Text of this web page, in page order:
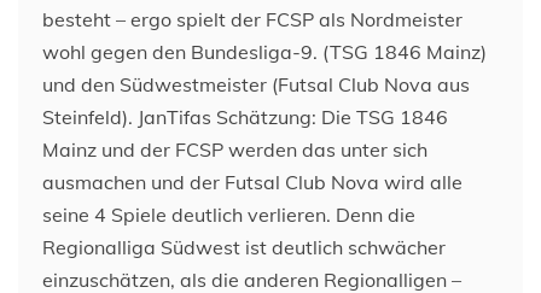
besteht – ergo spielt der FCSP als Nordmeister
wohl gegen den Bundesliga-9. (TSG 1846 Mainz)
und den Südwestmeister (Futsal Club Nova aus
Steinfeld). JanTifas Schätzung: Die TSG 1846
Mainz und der FCSP werden das unter sich
ausmachen und der Futsal Club Nova wird alle
seine 4 Spiele deutlich verlieren. Denn die
Regionalliga Südwest ist deutlich schwächer
einzuschätzen, als die anderen Regionalligen –